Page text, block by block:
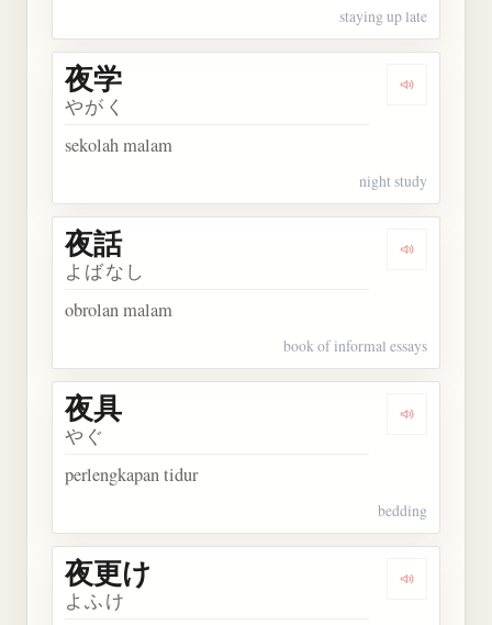
staying up late
Dengarkan
夜学
やがく
sekolah malam
night study
Dengarkan
夜話
よばなし
obrolan malam
book of informal essays
Dengarkan
夜具
やぐ
perlengkapan tidur
bedding
Dengarkan
夜更け
よふけ